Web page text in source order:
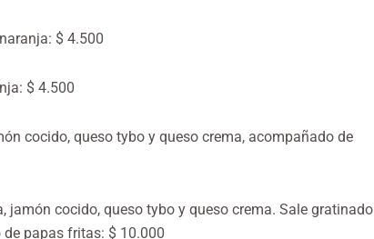
$ 4.500
$ 4.500
cocido, queso tybo y queso crema, acompañado de
cocido, queso tybo y queso crema. Sale gratinado
papas fritas: $ 10.000